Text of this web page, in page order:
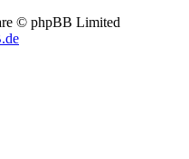
© phpBB Limited